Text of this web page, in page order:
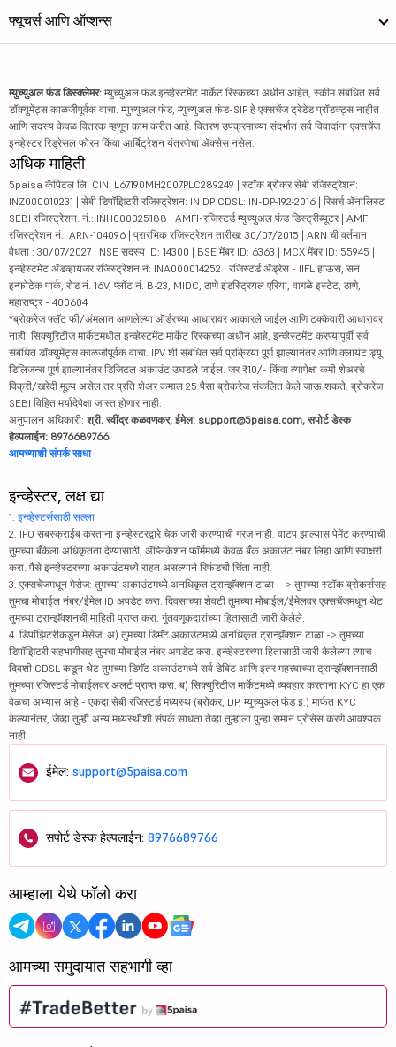
फ्यूचर्स आणि ऑप्शन्स
म्युच्युअल फंड डिस्क्लेमर: म्युच्युअल फंड इन्व्हेस्टमेंट मार्केट रिस्कच्या अधीन आहेत, स्कीम संबंधित सर्व
डॉक्युमेंट्स काळजीपूर्वक वाचा. म्युच्युअल फंड, म्युच्युअल फंड-SIP हे एक्सचेंज ट्रेडेड प्रॉडक्ट्स नाहीत
आणि सदस्य केवळ वितरक म्हणून काम करीत आहे. वितरण उपक्रमाच्या संदर्भात सर्व विवादांना एक्सचेंज
इन्व्हेस्टर रिड्रेसल फोरम किंवा आर्बिट्रेशन यंत्रणेचा ॲक्सेस नसेल.
अधिक माहिती
5paisa कॅपिटल लि. CIN: L67190MH2007PLC289249 | स्टॉक ब्रोकर सेबी रजिस्ट्रेशन:
INZ000010231 | सेबी डिपॉझिटरी रजिस्ट्रेशन: IN DP CDSL: IN-DP-192-2016 | रिसर्च ॲनालिस्ट
SEBI रजिस्ट्रेशन. नं.: INH000025188 | AMFI-रजिस्टर्ड म्युच्युअल फंड डिस्ट्रीब्यूटर | AMFI
रजिस्ट्रेशन नं.: ARN-104096 | प्रारंभिक रजिस्ट्रेशन तारीख: 30/07/2015 | ARN ची वर्तमान
वैधता : 30/07/2027 | NSE सदस्य ID: 14300 | BSE मेंबर ID: 6363 | MCX मेंबर ID: 55945 |
इन्व्हेस्टमेंट ॲडव्हायजर रजिस्ट्रेशन नं: INA000014252 | रजिस्टर्ड ॲड्रेस - IIFL हाऊस, सन
इन्फोटेक पार्क, रोड नं. 16V, प्लॉट नं. B-23, MIDC, ठाणे इंडस्ट्रियल एरिया, वागळे इस्टेट, ठाणे,
महाराष्ट्र - 400604
*ब्रोकरेज फ्लॅट फी/अंमलात आणलेल्या ऑर्डरच्या आधारावर आकारले जाईल आणि टक्केवारी आधारावर
नाही. सिक्युरिटीज मार्केटमधील इन्व्हेस्टमेंट मार्केट रिस्कच्या अधीन आहे, इन्व्हेस्टमेंट करण्यापूर्वी सर्व
संबंधित डॉक्युमेंट्स काळजीपूर्वक वाचा. IPV शी संबंधित सर्व प्रक्रिया पूर्ण झाल्यानंतर आणि क्लायंट ड्यू
डिलिजन्स पूर्ण झाल्यानंतर डिजिटल अकाउंट उघडले जाईल. जर ₹10/- किंवा त्यापेक्षा कमी शेअरचे
विक्री/खरेदी मूल्य असेल तर प्रति शेअर कमाल 25 पैसा ब्रोकरेज संकलित केले जाऊ शकते. ब्रोकरेज
SEBI विहित मर्यादेपेक्षा जास्त होणार नाही.
अनुपालन अधिकारी: श्री. रवींद्र कळवणकर, ईमेल: support@5paisa.com, सपोर्ट डेस्क
हेल्पलाईन: 8976689766
आमच्याशी संपर्क साधा
इन्व्हेस्टर, लक्ष द्या
1. इन्व्हेस्टर्ससाठी सल्ला
2. IPO सबस्क्राईब करताना इन्व्हेस्टरद्वारे चेक जारी करण्याची गरज नाही. वाटप झाल्यास पेमेंट करण्याची
तुमच्या बँकेला अधिकृतता देण्यासाठी, ॲप्लिकेशन फॉर्ममध्ये केवळ बँक अकाउंट नंबर लिहा आणि स्वाक्षरी
करा. पैसे इन्व्हेस्टरच्या अकाउंटमध्ये राहत असल्याने रिफंडची चिंता नाही.
3. एक्सचेंजमधून मेसेज: तुमच्या अकाउंटमध्ये अनधिकृत ट्रान्झॅक्शन टाळा --> तुमच्या स्टॉक ब्रोकर्ससह
तुमचा मोबाईल नंबर/ईमेल ID अपडेट करा. दिवसाच्या शेवटी तुमच्या मोबाईल/ईमेलवर एक्सचेंजमधून थेट
तुमच्या ट्रान्झॅक्शनची माहिती प्राप्त करा. गुंतवणूकदारांच्या हितासाठी जारी केलेले.
4. डिपॉझिटरीकडून मेसेज: अ) तुमच्या डिमॅट अकाउंटमध्ये अनधिकृत ट्रान्झॅक्शन टाळा -> तुमच्या
डिपॉझिटरी सहभागीसह तुमचा मोबाईल नंबर अपडेट करा. इन्व्हेस्टरच्या हितासाठी जारी केलेल्या त्याच
दिवशी CDSL कडून थेट तुमच्या डिमॅट अकाउंटमध्ये सर्व डेबिट आणि इतर महत्त्वाच्या ट्रान्झॅक्शनसाठी
तुमच्या रजिस्टर्ड मोबाईलवर अलर्ट प्राप्त करा. ब) सिक्युरिटीज मार्केटमध्ये व्यवहार करताना KYC हा एक
वेळचा अभ्यास आहे - एकदा सेबी रजिस्टर्ड मध्यस्थ (ब्रोकर, DP, म्युच्युअल फंड इ.) मार्फत KYC
केल्यानंतर, जेव्हा तुम्ही अन्य मध्यस्थीशी संपर्क साधता तेव्हा तुम्हाला पुन्हा समान प्रोसेस करणे आवश्यक
नाही.
ईमेल: support@5paisa.com
सपोर्ट डेस्क हेल्पलाईन: 8976689766
आम्हाला येथे फॉलो करा
आमच्या समुदायात सहभागी व्हा